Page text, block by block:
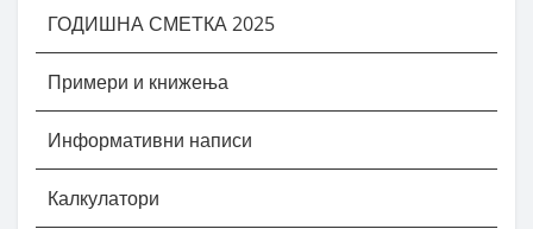
ГОДИШНА СМЕТКА 2025
Примери и книжења
Информативни написи
Калкулатори